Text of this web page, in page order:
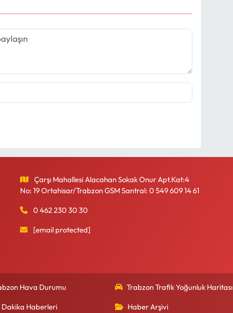
Çarşı Mahallesi Alacahan Sokak Onur Apt.Kat:4
No: 19 Ortahisar/Trabzon GSM Santral: 0 549 609 14 61
0 462 230 30 30
[email protected]
Hava Durumu Trabzon Trafik Yoğunluk Haritası
Dakika Haberleri Haber Arşivi